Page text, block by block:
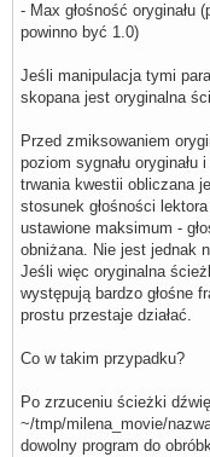
- Max głośność oryginału
powinno być 1.0)
Jeśli manipulacja tymi
skopana jest oryginalna
Przed zmiksowaniem
poziom sygnału oryginału
trwania kwestii obliczana
stosunek głośności
ustawione maksimum -
obniżana. Nie jest jednak
Jeśli więc oryginalna
występują bardzo głośne
prostu przestaje działać.
Co w takim przypadku?
Po zrzuceniu ścieżki
~/tmp/milena_movie/
dowolny program do